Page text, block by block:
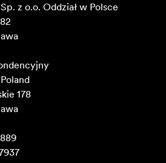
z o.o. Oddział w Polsce
178